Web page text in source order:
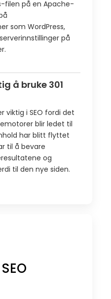
filen på en Apache-
som WordPress,
på
å bruke 301
viktig i SEO fordi det
blir ledet til
har blitt flyttet
til å bevare
og
til den nye siden.